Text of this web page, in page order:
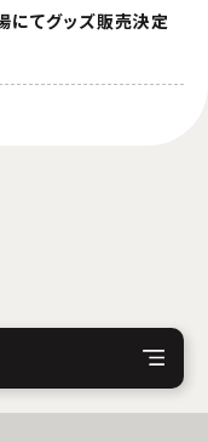
にてグッズ販売決定